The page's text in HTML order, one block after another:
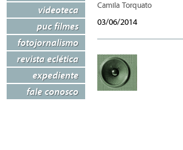
videoteca
puc filmes
fotojornalismo
revista eclética
expediente
fale conosco
Camila Torquato
03/06/2014